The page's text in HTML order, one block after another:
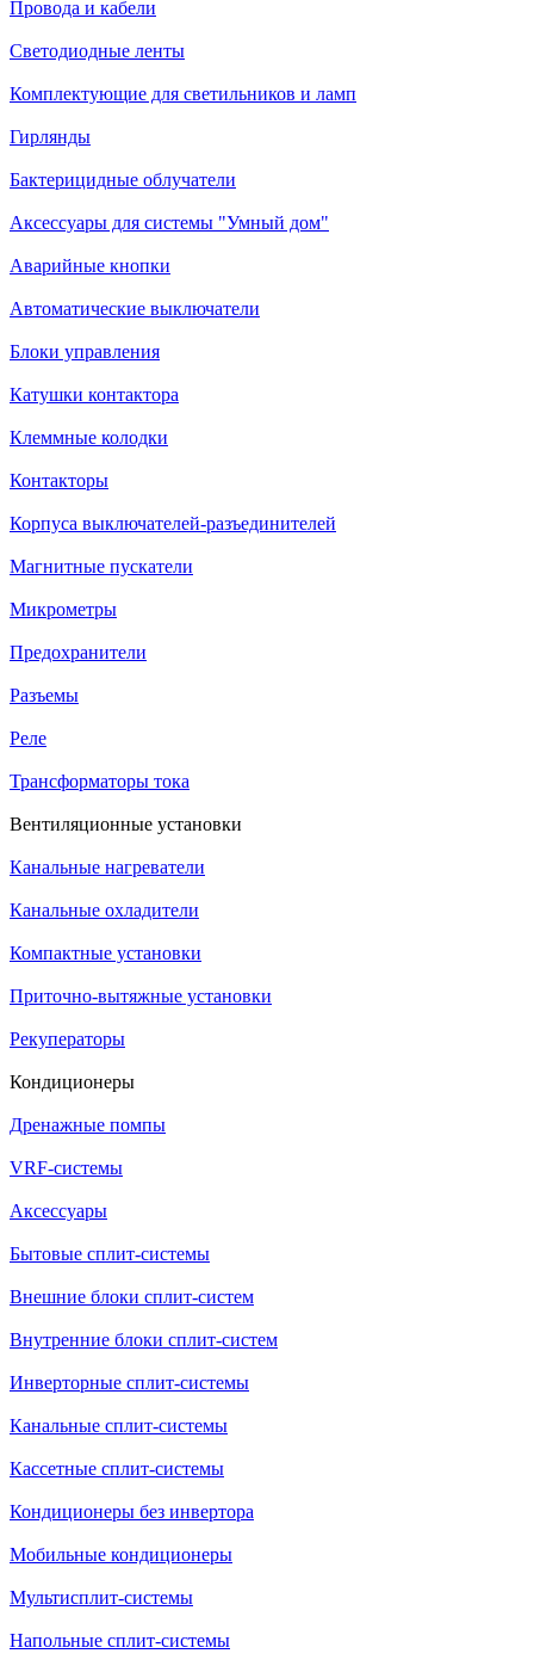
Провода и кабели
Светодиодные ленты
Комплектующие для светильников и ламп
Гирлянды
Бактерицидные облучатели
Аксессуары для системы "Умный дом"
Аварийные кнопки
Автоматические выключатели
Блоки управления
Катушки контактора
Клеммные колодки
Контакторы
Корпуса выключателей-разъединителей
Магнитные пускатели
Микрометры
Предохранители
Разъемы
Реле
Трансформаторы тока
Вентиляционные установки
Канальные нагреватели
Канальные охладители
Компактные установки
Приточно-вытяжные установки
Рекуператоры
Кондиционеры
Дренажные помпы
VRF-системы
Аксессуары
Бытовые сплит-системы
Внешние блоки сплит-систем
Внутренние блоки сплит-систем
Инверторные сплит-системы
Канальные сплит-системы
Кассетные сплит-системы
Кондиционеры без инвертора
Мобильные кондиционеры
Мультисплит-системы
Напольные сплит-системы